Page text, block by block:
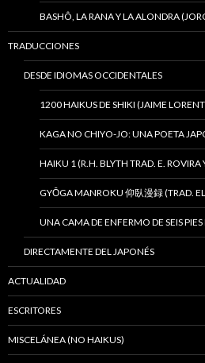
BASHÔ, LA RANA Y LA ALONDRA
TRADUCCIONES
DESDE IDIOMAS OCCIDENTALES
1200 HAIKUS DE SHIKI (JAIME
KAGA NO CHIYO-JO: UNA POETA
HAIKU 1 (R.H. BLYTH TRAD. E. ROVIRA
GYŌGA MANROKU 仰臥漫録 (TRAD.
UNA CAMA DE ENFERMO DE SEIS
DIRECTAMENTE DEL JAPONÉS
ACTUALIDAD
ESCRITORES
MISCELÁNEA (NO HAIKUS)